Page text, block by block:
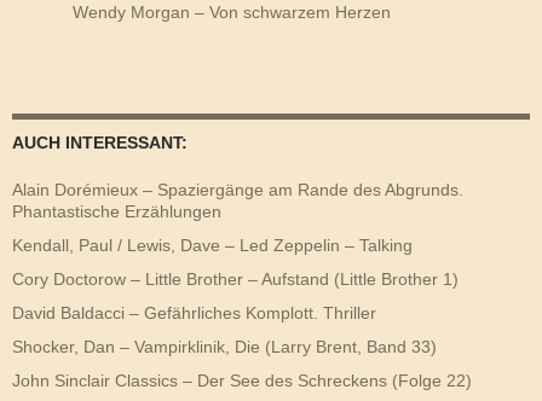
Wendy Morgan – Von schwarzem Herzen
AUCH INTERESSANT:
Alain Dorémieux – Spaziergänge am Rande des Abgrunds.
Phantastische Erzählungen
Kendall, Paul / Lewis, Dave – Led Zeppelin – Talking
Cory Doctorow – Little Brother – Aufstand (Little Brother 1)
David Baldacci – Gefährliches Komplott. Thriller
Shocker, Dan – Vampirklinik, Die (Larry Brent, Band 33)
John Sinclair Classics – Der See des Schreckens (Folge 22)